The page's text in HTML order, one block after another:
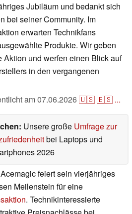
Jubiläum und bedankt sich
bei seiner Community. Im
erwarten Technikfans
Produkte. Wir geben
und werfen einen Blick auf
in den vergangenen
am07.06.2026🇺🇸🇪🇸 ...
Unsere große Umfrage zur
bei Laptops und
2026
feiert sein vierjähriges
Meilenstein für eine
. Technikinteressierte